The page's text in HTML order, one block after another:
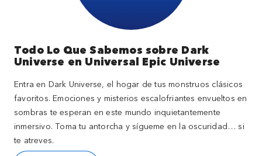
Todo Lo Que Sabemos sobre Dark
Universe en Universal Epic Universe
Entra en Dark Universe, el hogar de tus monstruos clásicos
favoritos. Emociones y misterios escalofriantes envueltos en
sombras te esperan en este mundo inquietantemente
inmersivo. Toma tu antorcha y sígueme en la oscuridad… si
te atreves.